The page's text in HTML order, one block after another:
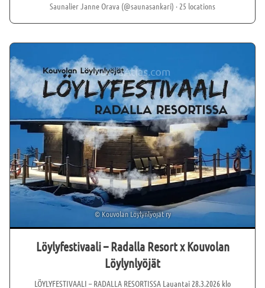
Saunalier Janne Orava (@saunasankari) · 25 locations
©Kouvolan Löylynlyöjät ry
Löylyfestivaali – Radalla Resort x Kouvolan
Löylynlyöjät
LÖYLYFESTIVAALI – RADALLA RESORTISSA Lauantai 28.3.2026 klo